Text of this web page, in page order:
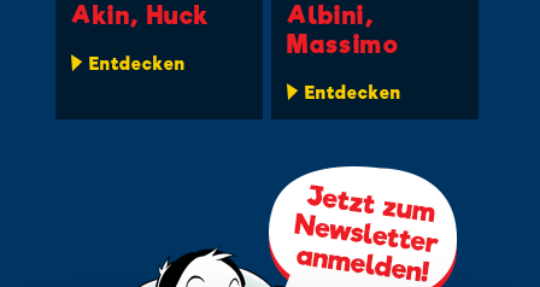
Akin, Huck
Entdecken
Albini,
Massimo
Entdecken